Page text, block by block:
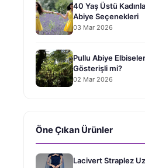
40 Yaş Üstü
Abiye Seçenekleri
03 Mar 2026
Pullu Abiye
Gösterişli mi?
02 Mar 2026
Öne Çıkan Ürünler
Lacivert Straplez